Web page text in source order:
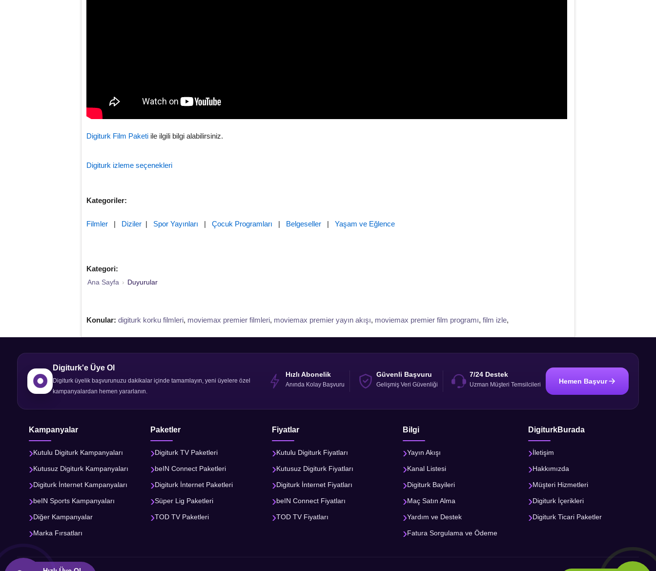
Digiturk Film Paketi ile ilgili bilgi alabilirsiniz.
Digiturk izleme seçenekleri
Kategoriler:
Filmler | Diziler | Spor Yayınları | Çocuk Programları | Belgeseller | Yaşam ve Eğlence
Kategori:
Ana Sayfa › Duyurular
Konular: digiturk korku filmleri, moviemax premier filmleri, moviemax premier yayın akışı, moviemax premier film programı, film izle,
Digiturk'e Üye Ol
Digiturk üyelik başvurunuzu dakikalar içinde tamamlayın, yeni üyelere özel
kampanyalardan hemen yararlanın.
Hızlı Abonelik
Anında Kolay Başvuru
Güvenli Başvuru
Gelişmiş Veri Güvenliği
7/24 Destek
Uzman Müşteri Temsilcileri Hemen Başvur
Kampanyalar
Kutulu Digiturk Kampanyaları
Kutusuz Digiturk Kampanyaları
Digiturk İnternet Kampanyaları
beIN Sports Kampanyaları
Diğer Kampanyalar
Marka Fırsatları
Paketler
Digiturk TV Paketleri
beIN Connect Paketleri
Digiturk İnternet Paketleri
Süper Lig Paketleri
TOD TV Paketleri
Fiyatlar
Kutulu Digiturk Fiyatları
Kutusuz Digiturk Fiyatları
Digiturk İnternet Fiyatları
beIN Connect Fiyatları
TOD TV Fiyatları
Bilgi
Yayın Akışı
Kanal Listesi
Digiturk Bayileri
Maç Satın Alma
Yardım ve Destek
Fatura Sorgulama ve Ödeme
DigiturkBurada
İletişim
Hakkımızda
Müşteri Hizmetleri
Digiturk İçerikleri
Digiturk Ticari Paketler